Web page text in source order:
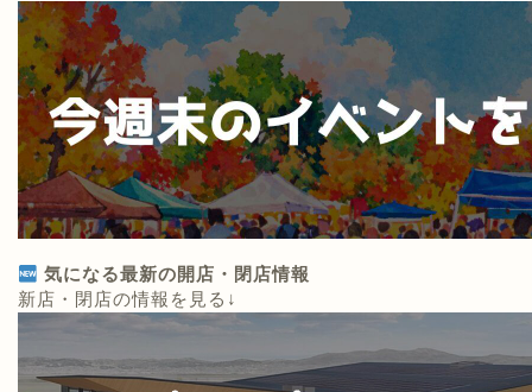
気になる最新の開店・閉店情報
新店・閉店の情報を見る↓